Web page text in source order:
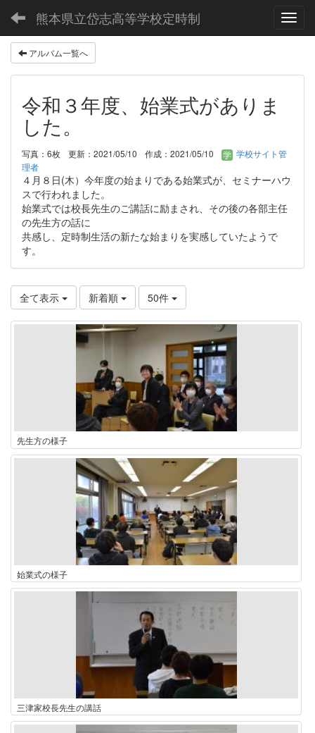
熊本県立岱志高等学校定時制
アルバム一覧へ
令和３年度、始業式がありま
した。
写真：6枚 更新：2021/05/10 作成：2021/05/10
学校サイト管
理者
４月８日(木）今年度の始まりである始業式が、セミナーハウ
スで行われました。
始業式では校長先生のご講話に励まされ、その後の各部主任
の先生方の話に
共感し、定時制生活の新たな始まりを実感していたようで
す。
全て表示 新着順 50件
先生方の様子
始業式の様子
三津家校長先生の講話